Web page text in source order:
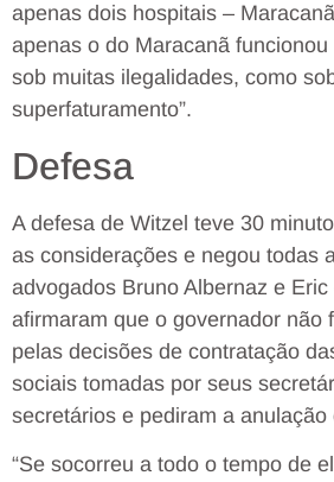
apenas dois hospitais –
apenas o do Maracanã
sob muitas ilegalidades, como
superfaturamento”.
Defesa
A defesa de Witzel teve 30
as considerações e negou todas
advogados Bruno Albernaz e Eric
afirmaram que o governador não
pelas decisões de contratação
sociais tomadas por seus
secretários e pediram a anulação
“Se socorreu a todo o tempo de